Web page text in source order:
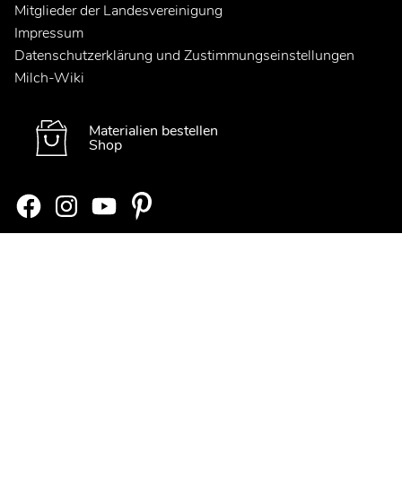
Mitglieder der Landesvereinigung
Impressum
Datenschutzerklärung und Zustimmungseinstellungen
Milch-Wiki
Materialien bestellen
Shop